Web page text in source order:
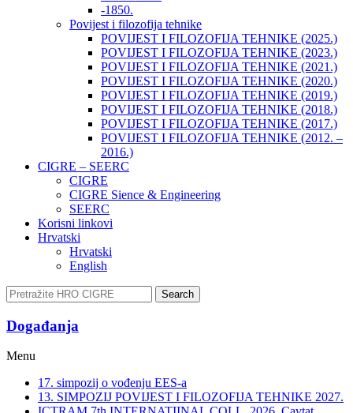
-1850.
Povijest i filozofija tehnike
POVIJEST I FILOZOFIJA TEHNIKE (2025.)
POVIJEST I FILOZOFIJA TEHNIKE (2023.)
POVIJEST I FILOZOFIJA TEHNIKE (2021.)
POVIJEST I FILOZOFIJA TEHNIKE (2020.)
POVIJEST I FILOZOFIJA TEHNIKE (2019.)
POVIJEST I FILOZOFIJA TEHNIKE (2018.)
POVIJEST I FILOZOFIJA TEHNIKE (2017.)
POVIJEST I FILOZOFIJA TEHNIKE (2012. –
2016.)
CIGRE – SEERC
CIGRE
CIGRE Sience & Engineering
SEERC
Korisni linkovi
Hrvatski
Hrvatski
English
Search
Događanja​
Menu
17. simpozij o vođenju EES-a
13. SIMPOZIJ POVIJEST I FILOZOFIJA TEHNIKE 2027.